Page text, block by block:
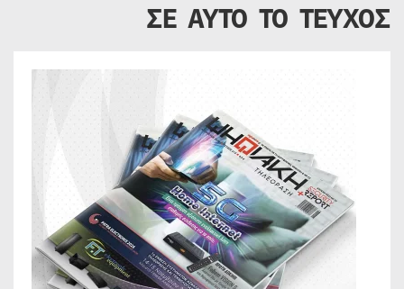
ΣΕ ΑΥΤΟ ΤΟ ΤΕΥΧΟΣ